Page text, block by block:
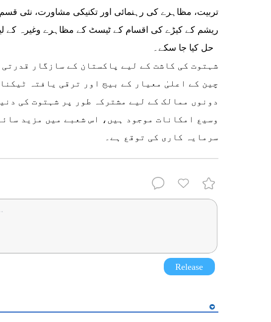
تربیت، مظاہرے کی رہنمائی اور تکنیکی مشاورت، نئی
ریشم کے کیڑے کی اقسام کے ٹیسٹ کے مظاہرے وغیرہ کے
شہتوت کی کاشت کے لیے پاکستان کے سازگار قدرتی
چین کے اعلیٰ معیار کے بیج اور ترقی یافتہ
دونوں ممالک کے لیے مشترکہ طور پر شہتوت کی
وسیع امکانات موجود ہیں، اس شعبے میں مزید
سرمایہ کاری کی توقع ہے۔
Release